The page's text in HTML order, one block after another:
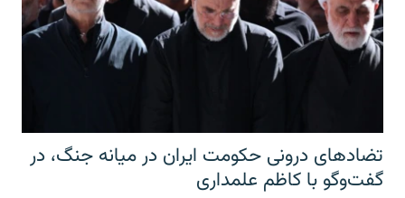
تضادهای درونی حکومت ایران در میانه جنگ، در
گفت‌‌وگو با کاظم علمداری